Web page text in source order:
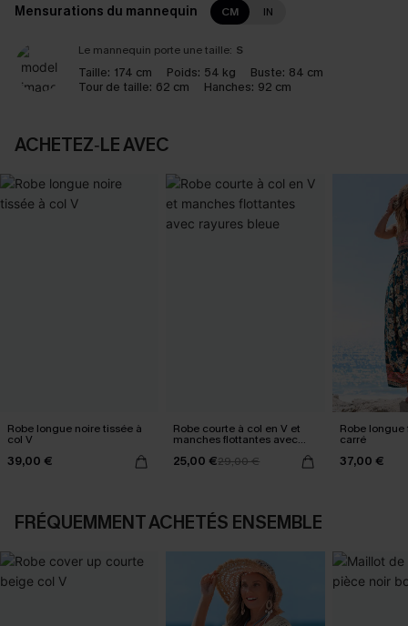
Mensurations du mannequin CM IN
Le mannequin porte une taille: S
Taille: 174 cm Poids: 54 kg Buste: 84 cm
Tour de taille: 62 cm Hanches: 92 cm
ACHETEZ‑LE AVEC
Robe longue noire tissée à
col V
39,00 €
Robe courte à col en V et
manches flottantes avec
25,00 €29,00 €
Robe
carré
37,00 €
FRÉQUEMMENT ACHETÉS ENSEMBLE